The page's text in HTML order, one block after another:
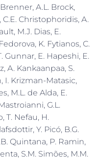
A.L. Brock,
Christophoridis, A.
M.J. Dias, E.
K. Fytianos, C.
Gunnar, E. Hapeshi, E.
A. Kankaanpaa, S.
I. Krizman-Matasic,
M.L. de Alda, E.
G.L.
T. Nefau, H.
Y. Picó, B.G.
Quintana, P. Ramin,
S.M. Simões, M.M.